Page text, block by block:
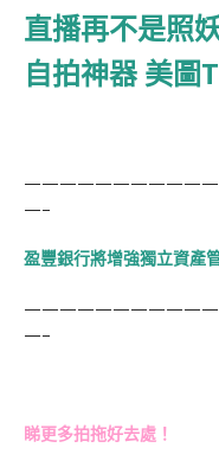
直播再不是照
自拍神器 美圖
—–
盈豐銀行將增強獨立資產
—–
睇更多拍拖好去處！